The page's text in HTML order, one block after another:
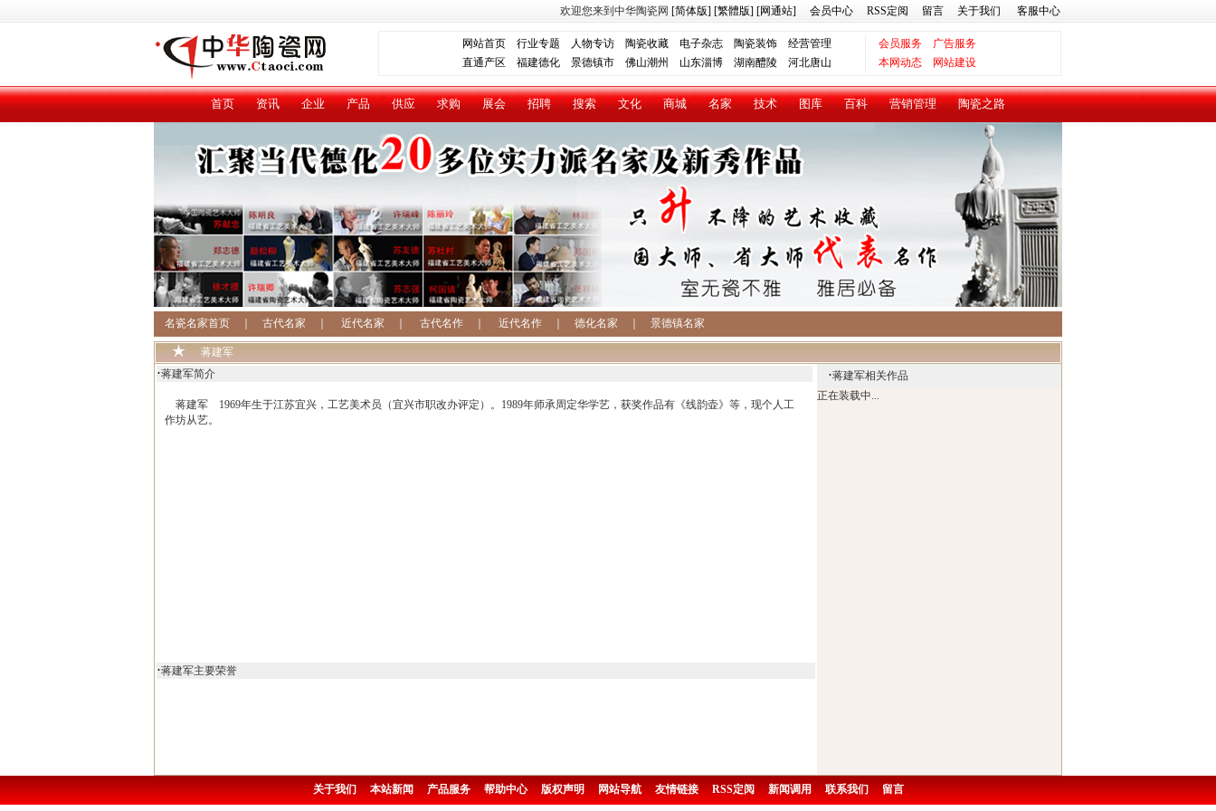
欢迎您来到中华陶瓷网 [简体版] [繁體版] [网通站] 会员中心 RSS定阅 留言 关于我们 客服中心
网站首页 行业专题 人物专访 陶瓷收藏 电子杂志 陶瓷装饰 经营管理 会员服务
广告服务
直通产区 福建德化 景德镇市 佛山潮州 山东淄博 湖南醴陵 河北唐山 本网动态 网站建设
首页 资讯 企业 产品 供应 求购 展会 招聘 搜索 文化 商城 名家 技术 图库 百科 营销管理 陶瓷之路
名瓷名家首页 古代名家 近代名家 古代名作 近代名作 德化名家 景德镇名家
蒋建军
·蒋建军简介
蒋建军 1969年生于江苏宜兴，工艺美术员（宜兴市职改办评定）。1989年师承周定华学艺，获奖作品有《线韵壶》等，现个人工
作坊从艺。
·蒋建军主要荣誉
·蒋建军相关作品
正在装载中...
关于我们 本站新闻 产品服务 帮助中心 版权声明 网站导航 友情链接 RSS定阅 新闻调用 联系我们 留言